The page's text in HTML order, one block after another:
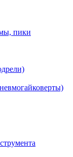
пики